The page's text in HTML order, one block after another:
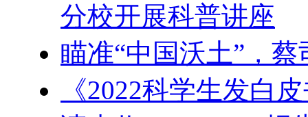
分校开展科普讲座
瞄准“中国沃土”，
《2022科学生发白